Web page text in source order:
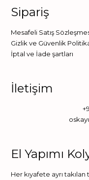
Sipariş
Mesafeli Satış
Gizlik ve Güvenlik
İptal ve İade şartları
İletişim
El Yapımı
Her kıyafete ayrı